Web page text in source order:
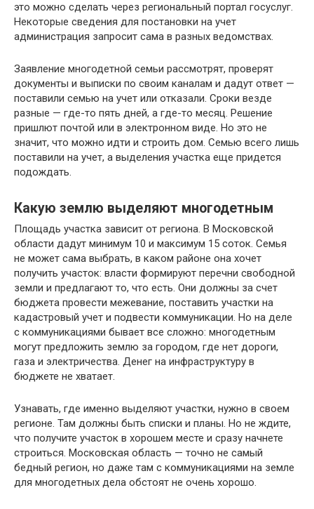
это можно сделать через региональный портал госуслуг.
Некоторые сведения для постановки на учет
администрация запросит сама в разных ведомствах.
Заявление многодетной семьи рассмотрят, проверят
документы и выписки по своим каналам и дадут ответ —
поставили семью на учет или отказали. Сроки везде
разные — где-то пять дней, а где-то месяц. Решение
пришлют почтой или в электронном виде. Но это не
значит, что можно идти и строить дом. Семью всего лишь
поставили на учет, а выделения участка еще придется
подождать.
Какую землю выделяют многодетным
Площадь участка зависит от региона. В Московской
области дадут минимум 10 и максимум 15 соток. Семья
не может сама выбрать, в каком районе она хочет
получить участок: власти формируют перечни свободной
земли и предлагают то, что есть. Они должны за счет
бюджета провести межевание, поставить участки на
кадастровый учет и подвести коммуникации. Но на деле
с коммуникациями бывает все сложно: многодетным
могут предложить землю за городом, где нет дороги,
газа и электричества. Денег на инфраструктуру в
бюджете не хватает.
Узнавать, где именно выделяют участки, нужно в своем
регионе. Там должны быть списки и планы. Но не ждите,
что получите участок в хорошем месте и сразу начнете
строиться. Московская область — точно не самый
бедный регион, но даже там с коммуникациями на земле
для многодетных дела обстоят не очень хорошо.